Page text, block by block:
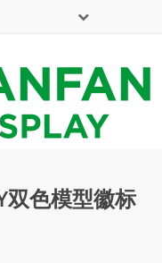
周一 - 周六: 7:00 - 17:00
双色模型徽标